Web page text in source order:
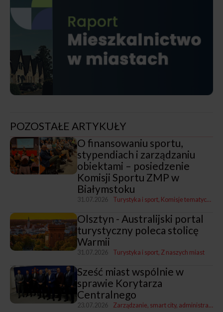
POZOSTAŁE ARTYKUŁY
O finansowaniu sportu,
stypendiach i zarządzaniu
obiektami – posiedzenie
Komisji Sportu ZMP w
Białymstoku
31.07.2026 Turystyka i sport Komisje tematyczne ZMP
Olsztyn - Australijski portal
turystyczny poleca stolicę
Warmii
31.07.2026 Turystyka i sport Z naszych miast
Sześć miast wspólnie w
sprawie Korytarza
Centralnego
23.07.2026 Zarządzanie, smart city, administracja